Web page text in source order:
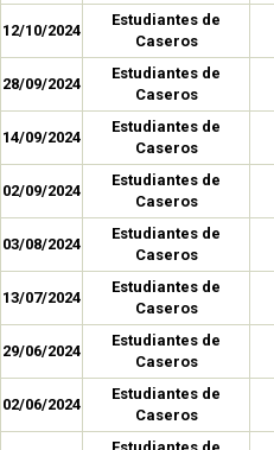
12/10/2024
Estudiantes de
Caseros
28/09/2024
Estudiantes de
Caseros
14/09/2024
Estudiantes de
Caseros
02/09/2024
Estudiantes de
Caseros
03/08/2024
Estudiantes de
Caseros
13/07/2024
Estudiantes de
Caseros
29/06/2024
Estudiantes de
Caseros
02/06/2024
Estudiantes de
Caseros